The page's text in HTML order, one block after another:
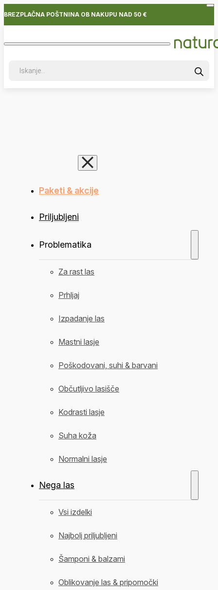
BREZPLAČNA POŠTNINA OB NAKUPU NAD 50 €
search
Paketi & akcije
Priljubljeni
Problematika
Za rast las
Prhljaj
Izpadanje las
Mastni lasje
Poškodovani, suhi & barvani
Občutljivo lasišče
Kodrasti lasje
Suha koža
Normalni lasje
Nega las
Vsi izdelki
Najbolj priljubljeni
Šamponi & balzami
Oblikovanje las & pripomočki